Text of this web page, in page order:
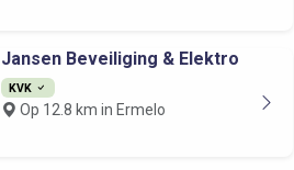
Jansen Beveiliging & Elektro
KVK
Op 12.8 km in Ermelo